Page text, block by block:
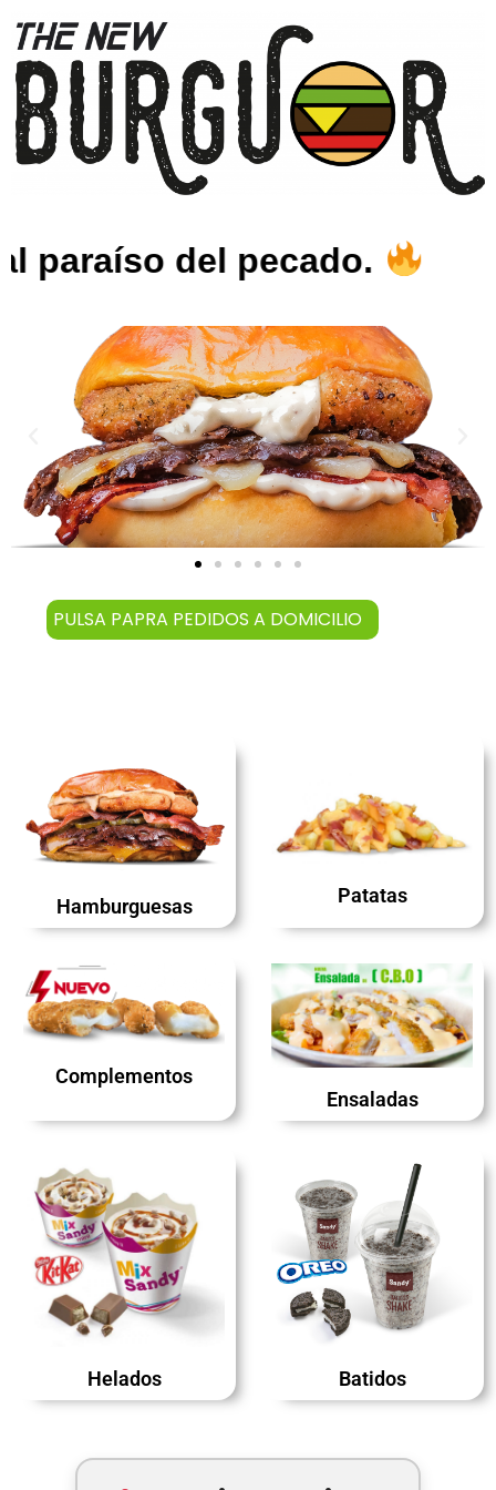
paraíso del pecado.
PULSA PAPRA PEDIDOS A DOMICILIO
Hamburguesas Patatas
Complementos
Ensaladas
Helados Batidos